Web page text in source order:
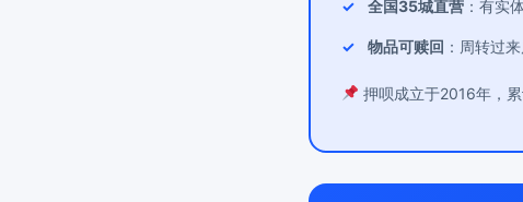
全国35城直营 ：有实
物品可赎回 ：周转过
押呗成立于2016年，